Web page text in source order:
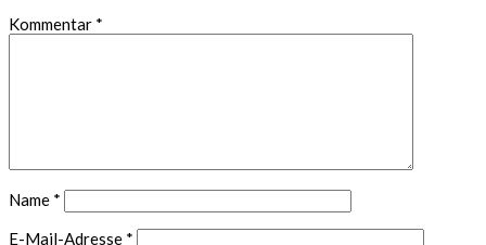
Kommentar *
Name *
E-Mail-Adresse *